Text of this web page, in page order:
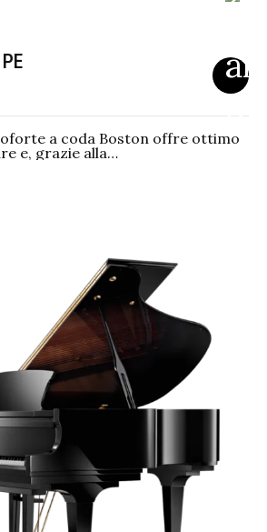
a coda Boston offre ottimo
e, grazie alla…